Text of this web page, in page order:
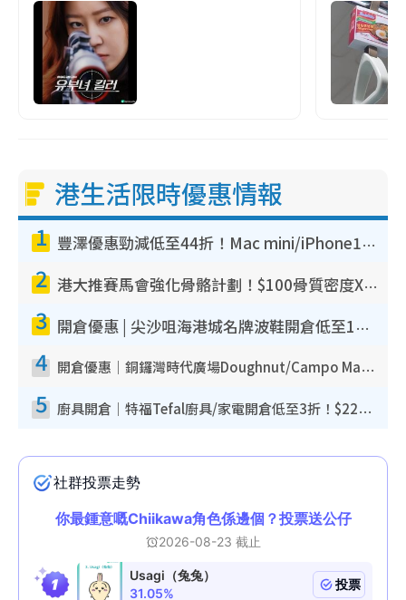
港生活限時優惠情報
1 豐澤優惠勁減低至44折！Mac mini/iPhone17Pro大減價！廚房家電$220起
2 港大推賽馬會強化骨骼計劃！$100骨質密度X光檢查 完成免費運動訓練送超市禮券！附參加資格
3 開倉優惠 | 尖沙咀海港城名牌波鞋開倉低至1折！On鞋$899起／Joy&Peace鞋履$98起
4 開倉優惠｜銅鑼灣時代廣場Doughnut/Campo Marzio開倉低至1折！背囊、書包、手袋劈價$200起
5 廚具開倉｜特福Tefal廚具/家電開倉低至3折！$220起買平底鍋/炒鑊/湯煲！電飯煲/吸塵機/燙斗$418起